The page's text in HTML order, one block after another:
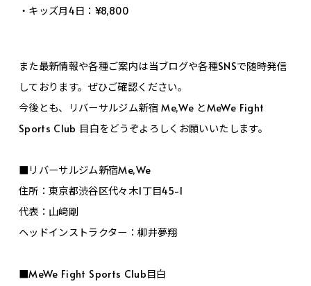
・キッズ月4日：¥8,800
また最新情報や各種ご案内は当ブログや各種SNSで随時発信
しております。ぜひご確認ください。
今後とも、リバーサルジム新宿 Me,We とMeWe Fight
Sports Club 目白をどうぞよろしくお願いいたします。
■リバーサルジム新宿Me,We
住所：東京都渋谷区代々木1丁目45-1
代表：山﨑剛
ヘッドインストラクター：柳井夢翔
■MeWe Fight Sports Club目白